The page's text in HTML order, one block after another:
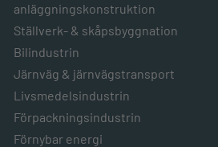
anläggningskonstruktion
Ställverk- & skåpsbyggnation
Bilindustrin
Järnväg & järnvägstransport
Livsmedelsindustrin
Förpackningsindustrin
Förnybar energi